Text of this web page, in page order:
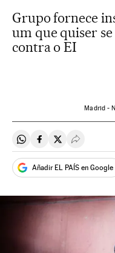
Grupo fornece
um que quiser
contra o EI
Madrid -
Compartir en Whatsapp
Compartir en
Compartir en
Añadir EL PAÍS en Google